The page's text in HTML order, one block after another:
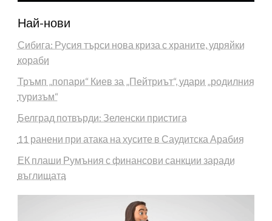
Най-нови
Сибига: Русия търси нова криза с храните, удряйки
кораби
Тръмп „попари“ Киев за „Пейтриът“, удари „родилния
туризъм“
Белград потвърди: Зеленски пристига
11 ранени при атака на хусите в Саудитска Арабия
ЕК плаши Румъния с финансови санкции заради
въглищата